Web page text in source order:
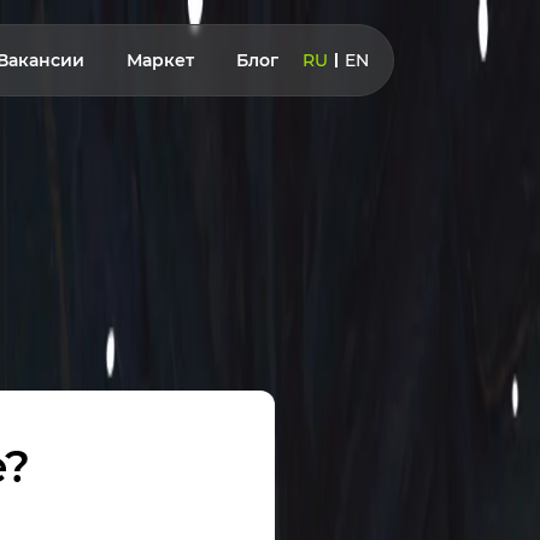
Маркет Блог RU EN